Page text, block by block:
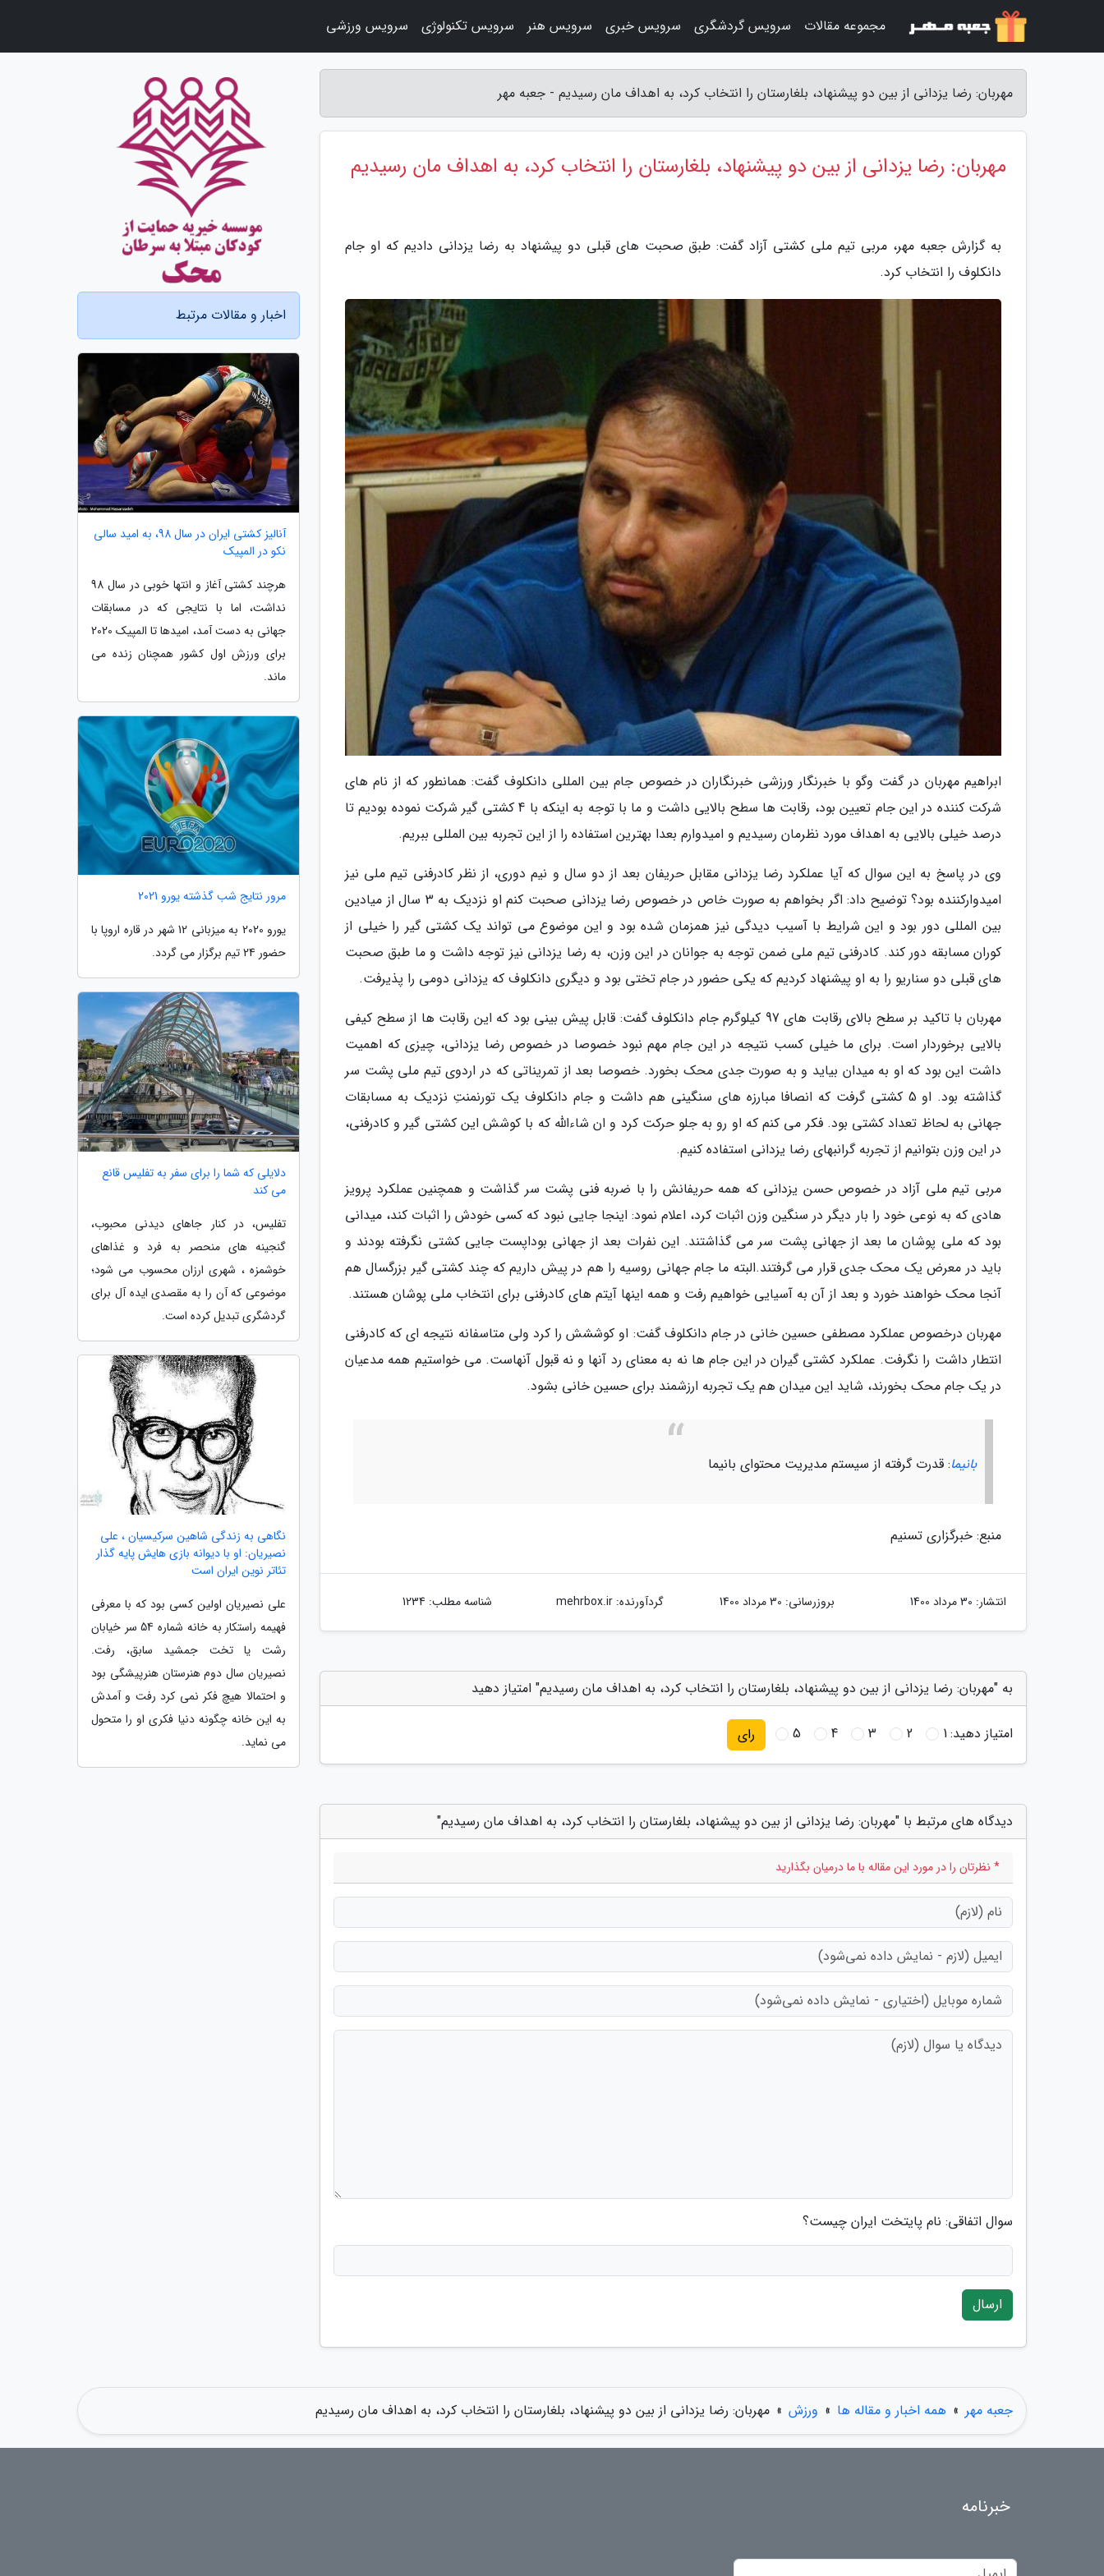
مهربان: رضا یزدانی از بین دو پیشنهاد، بلغارستان را انتخاب کرد، به اهداف مان رسیدیم - جعبه مهر
مهربان: رضا یزدانی از بین دو پیشنهاد، بلغارستان را انتخاب کرد، به اهداف مان رسیدیم
به گزارش جعبه مهر، مربی تیم ملی کشتی آزاد گفت: طبق صحبت های قبلی دو پیشنهاد به رضا یزدانی دادیم که او جام
دانکلوف را انتخاب کرد.
ابراهیم مهربان در گفت وگو با خبرنگار ورزشی خبرنگاران در خصوص جام بین المللی دانکلوف گفت: همانطور که از نام های
شرکت کننده در این جام تعیین بود، رقابت ها سطح بالایی داشت و ما با توجه به اینکه با 4 کشتی گیر شرکت نموده بودیم تا
درصد خیلی بالایی به اهداف مورد نظرمان رسیدیم و امیدوارم بعدا بهترین استفاده را از این تجربه بین المللی ببریم.
وی در پاسخ به این سوال که آیا عملکرد رضا یزدانی مقابل حریفان بعد از دو سال و نیم دوری، از نظر کادرفنی تیم ملی نیز
امیدوارکننده بود؟ توضیح داد: اگر بخواهم به صورت خاص در خصوص رضا یزدانی صحبت کنم او نزدیک به 3 سال از میادین
بین المللی دور بود و این شرایط با آسیب دیدگی نیز همزمان شده بود و این موضوع می تواند یک کشتی گیر را خیلی از
کوران مسابقه دور کند. کادرفنی تیم ملی ضمن توجه به جوانان در این وزن، به رضا یزدانی نیز توجه داشت و ما طبق صحبت
های قبلی دو سناریو را به او پیشنهاد کردیم که یکی حضور در جام تختی بود و دیگری دانکلوف که یزدانی دومی را پذیرفت.
مهربان با تاکید بر سطح بالای رقابت های 97 کیلوگرم جام دانکلوف گفت: قابل پیش بینی بود که این رقابت ها از سطح کیفی
بالایی برخوردار است. برای ما خیلی کسب نتیجه در این جام مهم نبود خصوصا در خصوص رضا یزدانی، چیزی که اهمیت
داشت این بود که او به میدان بیاید و به صورت جدی محک بخورد. خصوصا بعد از تمریناتی که در اردوی تیم ملی پشت سر
گذاشته بود. او 5 کشتی گرفت که انصافا مبارزه های سنگینی هم داشت و جام دانکلوف یک تورنمنتِ نزدیک به مسابقات
جهانی به لحاظ تعداد کشتی بود. فکر می کنم که او رو به جلو حرکت کرد و ان شاءالله که با کوشش این کشتی گیر و کادرفنی،
در این وزن بتوانیم از تجربه گرانبهای رضا یزدانی استفاده کنیم.
مربی تیم ملی آزاد در خصوص حسن یزدانی که همه حریفانش را با ضربه فنی پشت سر گذاشت و همچنین عملکرد پرویز
هادی که به نوعی خود را بار دیگر در سنگین وزن اثبات کرد، اعلام نمود: اینجا جایی نبود که کسی خودش را اثبات کند، میدانی
بود که ملی پوشان ما بعد از جهانی پشت سر می گذاشتند. این نفرات بعد از جهانی بوداپست جایی کشتی نگرفته بودند و
باید در معرض یک محک جدی قرار می گرفتند.البته ما جام جهانی روسیه را هم در پیش داریم که چند کشتی گیر بزرگسال هم
آنجا محک خواهند خورد و بعد از آن به آسیایی خواهیم رفت و همه اینها آیتم های کادرفنی برای انتخاب ملی پوشان هستند.
مهربان درخصوص عملکرد مصطفی حسین خانی در جام دانکلوف گفت: او کوششش را کرد ولی متاسفانه نتیجه ای که کادرفنی
انتطار داشت را نگرفت. عملکرد کشتی گیران در این جام ها نه به معنای رد آنها و نه قبول آنهاست. می خواستیم همه مدعیان
در یک جام محک بخورند، شاید این میدان هم یک تجربه ارزشمند برای حسین خانی بشود.
بانیما: قدرت گرفته از سیستم مدیریت محتوای بانیما
منبع: خبرگزاری تسنیم
انتشار: 30 مرداد 1400 بروزرسانی: 30 مرداد 1400 گردآورنده:mehrbox.ir شناسه مطلب: 1234
به "مهربان: رضا یزدانی از بین دو پیشنهاد، بلغارستان را انتخاب کرد، به اهداف مان رسیدیم" امتیاز دهید
امتیاز دهید:1
2
3
4
5 رای
دیدگاه های مرتبط با "مهربان: رضا یزدانی از بین دو پیشنهاد، بلغارستان را انتخاب کرد، به اهداف مان رسیدیم"
* نظرتان را در مورد این مقاله با ما درمیان بگذارید
سوال اتفاقی: نام پایتخت ایران چیست؟
ارسال
اخبار و مقالات مرتبط
آنالیز کشتی ایران در سال 98، به امید سالی
نکو در المپیک
هرچند کشتی آغاز و انتها خوبی در سال 98
نداشت، اما با نتایجی که در مسابقات
جهانی به دست آمد، امیدها تا المپیک 2020
برای ورزش اول کشور همچنان زنده می
ماند.
مرور نتایج شب گذشته یورو 2021
یورو 2020 به میزبانی 12 شهر در قاره اروپا با
حضور 24 تیم برگزار می گردد.
دلایلی که شما را برای سفر به تفلیس قانع
می کند
تفلیس، در کنار جاهای دیدنی محبوب،
گنجینه های منحصر به فرد و غذاهای
خوشمزه ، شهری ارزان محسوب می شود؛
موضوعی که آن را به مقصدی ایده آل برای
گردشگری تبدیل کرده است.
نگاهی به زندگی شاهین سرکیسیان ، علی
نصیریان: او با دیوانه بازی هایش پایه گذار
تئاتر نوین ایران است
علی نصیریان اولین کسی بود که با معرفی
فهیمه راستکار به خانه شماره 54 سر خیابان
رشت یا تخت جمشید سابق، رفت.
نصیریان سال دوم هنرستان هنرپیشگی بود
و احتمالا هیچ فکر نمی کرد رفت و آمدش
به این خانه چگونه دنیا فکری او را متحول
می نماید.
جعبه مهر » همه اخبار و مقاله ها » ورزش » مهربان: رضا یزدانی از بین دو پیشنهاد، بلغارستان را انتخاب کرد، به اهداف مان رسیدیم
مجموعه مقالات سرویس گردشگری سرویس خبری سرویس هنر سرویس تکنولوژی سرویس ورزشی
خبرنامه